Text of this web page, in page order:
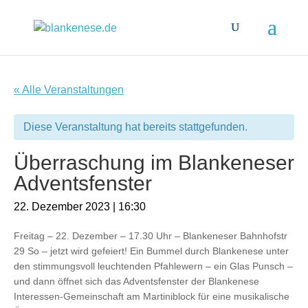
« Alle Veranstaltungen
Diese Veranstaltung hat bereits stattgefunden.
Überraschung im Blankeneser
Adventsfenster
22. Dezember 2023 | 16:30
Freitag – 22. Dezember – 17.30 Uhr – Blankeneser Bahnhofstr
29 So – jetzt wird gefeiert! Ein Bummel durch Blankenese unter
den stimmungsvoll leuchtenden Pfahlewern – ein Glas Punsch –
und dann öffnet sich das Adventsfenster der Blankenese
Interessen-Gemeinschaft am Martiniblock für eine musikalische